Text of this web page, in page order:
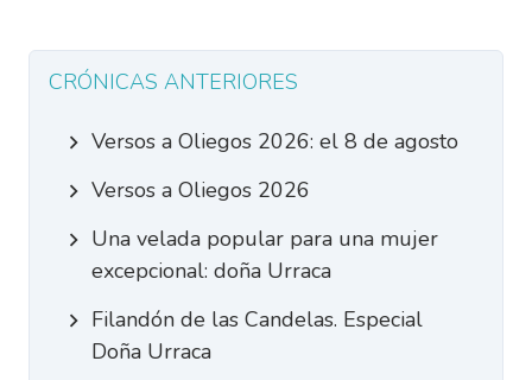
CRÓNICAS ANTERIORES
Versos a Oliegos 2026: el 8 de agosto
Versos a Oliegos 2026
Una velada popular para una mujer
excepcional: doña Urraca
Filandón de las Candelas. Especial
Doña Urraca